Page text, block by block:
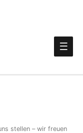
Main
stellen – wir freuen